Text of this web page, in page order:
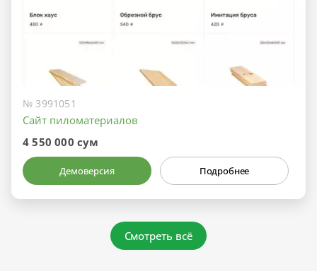
№ 3991051
Сайт пиломатериалов
4 550 000 сум
Демоверсия Подробнее
Смотреть всё